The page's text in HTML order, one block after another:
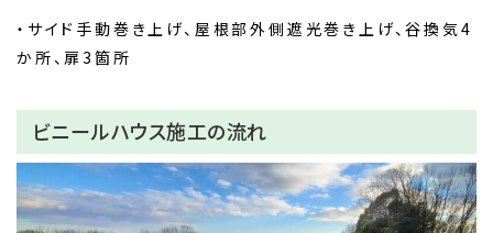
・サイド手動巻き上げ、屋根部外側遮光巻き上げ、谷換気4
か所、扉3箇所
ビニールハウス施工の流れ